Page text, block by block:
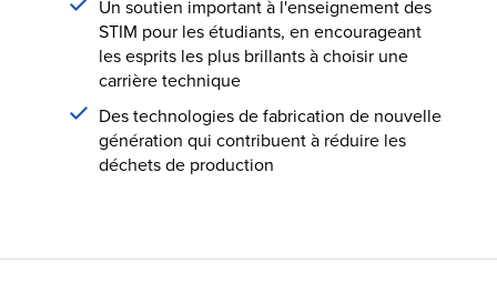
Un soutien important à l'enseignement des
STIM pour les étudiants, en encourageant
les esprits les plus brillants à choisir une
carrière technique
Des technologies de fabrication de nouvelle
génération qui contribuent à réduire les
déchets de production